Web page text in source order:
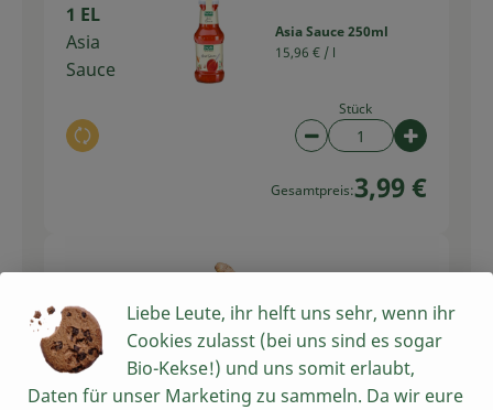
1 EL
Asia
Sauce
Auswahl ändern
Asia Sauce 250ml
15,96 € / l
Stück
Artikelanzahl
Gesamtpreis:3,99 €
Ingwer
Auswahl ändern
13,29 € / kg
kg
Artikelanzahl
Liebe Leute, ihr helft uns sehr, wenn ihr
Cookies zulasst (bei uns sind es sogar
Bio-Kekse!) und uns somit erlaubt,
Daten für unser Marketing zu sammeln. Da wir eure